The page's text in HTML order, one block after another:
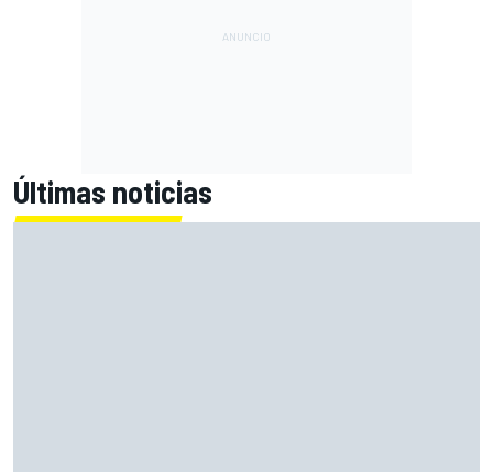
Últimas noticias